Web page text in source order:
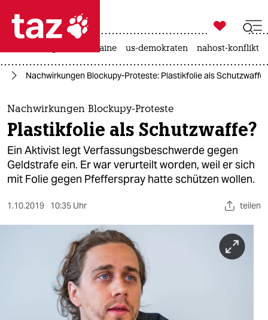
 taz zahl ich
taz zahl ich
themen
politik
öko
gesellschaft

taz zahl ich
krieg in der ukraine us-demokraten nahost-konflikt
Nachwirkungen Blockupy-Proteste: Plastikfolie als Schutzwaffe?
Nachwirkungen Blockupy-Proteste
Plastikfolie als Schutzwaffe?
Ein Aktivist legt Verfassungsbeschwerde gegen
Geldstrafe ein. Er war verurteilt worden, weil er sich
mit Folie gegen Pfefferspray hatte schützen wollen.
1.10.2019 10:35 Uhr teilen